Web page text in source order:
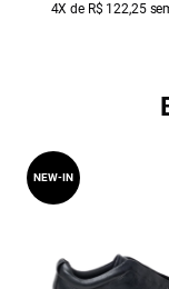
4X de R$ 122,25
NEW-IN